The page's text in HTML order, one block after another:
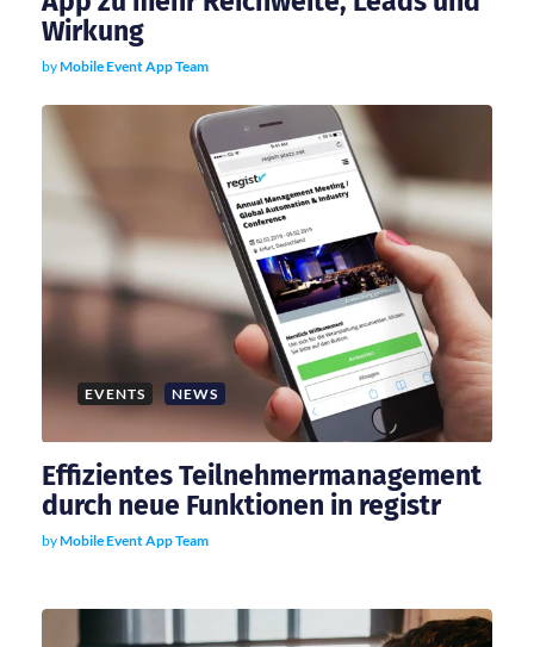
i
o
n
Wirkung
byMobile Event App Team
EVENTS NEWS
Effizientes Teilnehmermanagement
durch neue Funktionen in registr
byMobile Event App Team